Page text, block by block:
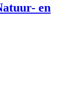
en